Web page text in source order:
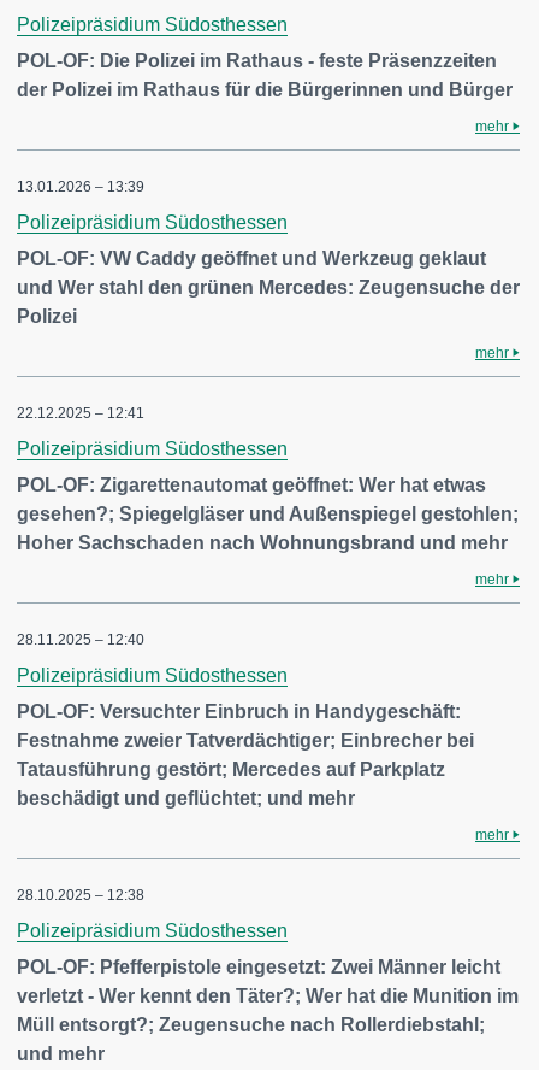
Polizeipräsidium Südosthessen
POL-OF: Die Polizei im Rathaus - feste Präsenzzeiten
der Polizei im Rathaus für die Bürgerinnen und Bürger
mehr
13.01.2026 – 13:39
Polizeipräsidium Südosthessen
POL-OF: VW Caddy geöffnet und Werkzeug geklaut
und Wer stahl den grünen Mercedes: Zeugensuche der
Polizei
mehr
22.12.2025 – 12:41
Polizeipräsidium Südosthessen
POL-OF: Zigarettenautomat geöffnet: Wer hat etwas
gesehen?; Spiegelgläser und Außenspiegel gestohlen;
Hoher Sachschaden nach Wohnungsbrand und mehr
mehr
28.11.2025 – 12:40
Polizeipräsidium Südosthessen
POL-OF: Versuchter Einbruch in Handygeschäft:
Festnahme zweier Tatverdächtiger; Einbrecher bei
Tatausführung gestört; Mercedes auf Parkplatz
beschädigt und geflüchtet; und mehr
mehr
28.10.2025 – 12:38
Polizeipräsidium Südosthessen
POL-OF: Pfefferpistole eingesetzt: Zwei Männer leicht
verletzt - Wer kennt den Täter?; Wer hat die Munition im
Müll entsorgt?; Zeugensuche nach Rollerdiebstahl;
und mehr